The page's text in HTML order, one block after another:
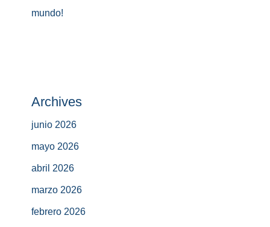
mundo!
Archives
junio 2026
mayo 2026
abril 2026
marzo 2026
febrero 2026